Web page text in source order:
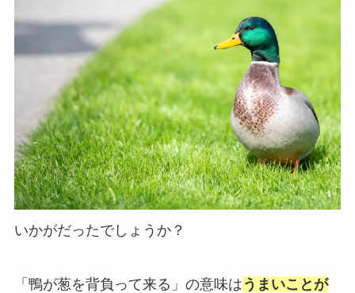
いかがだったでしょうか？
「鴨が葱を背負って来る」の意味は うまいことが